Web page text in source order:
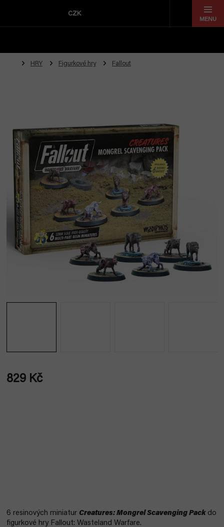
CZK
HRY Figurkové hry Fallout
829 Kč
6 resinových miniatur Creatures: Mongrel Scavenging Packdo
figurkové hry Fallout: Wasteland Warfare.